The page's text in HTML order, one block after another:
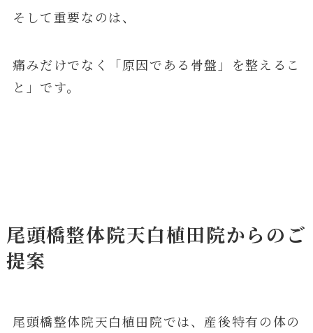
そして重要なのは、
痛みだけでなく「原因である骨盤」を整えるこ
と」です。
尾頭橋整体院天白植田院からのご
提案
尾頭橋整体院天白植田院では、産後特有の体の